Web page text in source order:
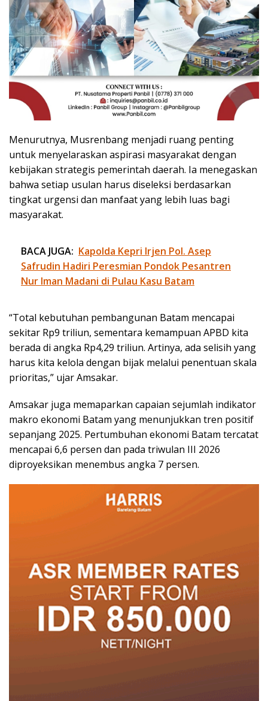
Menurutnya, Musrenbang menjadi ruang penting
untuk menyelaraskan aspirasi masyarakat dengan
kebijakan strategis pemerintah daerah. Ia menegaskan
bahwa setiap usulan harus diseleksi berdasarkan
tingkat urgensi dan manfaat yang lebih luas bagi
masyarakat.
BACA JUGA: Kapolda Kepri Irjen Pol. Asep
Safrudin Hadiri Peresmian Pondok Pesantren
Nur Iman Madani di Pulau Kasu Batam
“Total kebutuhan pembangunan Batam mencapai
sekitar Rp9 triliun, sementara kemampuan APBD kita
berada di angka Rp4,29 triliun. Artinya, ada selisih yang
harus kita kelola dengan bijak melalui penentuan skala
prioritas,” ujar Amsakar.
Amsakar juga memaparkan capaian sejumlah indikator
makro ekonomi Batam yang menunjukkan tren positif
sepanjang 2025. Pertumbuhan ekonomi Batam tercatat
mencapai 6,6 persen dan pada triwulan III 2026
diproyeksikan menembus angka 7 persen.